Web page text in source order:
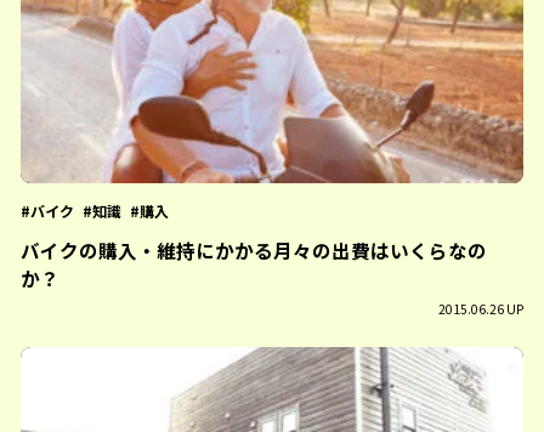
バイク 知識 購入
バイクの購入・維持にかかる月々の出費はいくらなの
か？
2015.06.26 UP